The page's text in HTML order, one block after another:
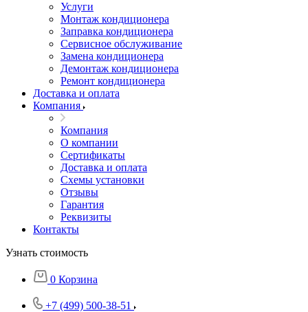
Услуги
Монтаж кондиционера
Заправка кондиционера
Сервисное обслуживание
Замена кондиционера
Демонтаж кондиционера
Ремонт кондиционера
Доставка и оплата
Компания
Компания
О компании
Сертификаты
Доставка и оплата
Схемы установки
Отзывы
Гарантия
Реквизиты
Контакты
Узнать стоимость
0 Корзина
+7 (499) 500-38-51